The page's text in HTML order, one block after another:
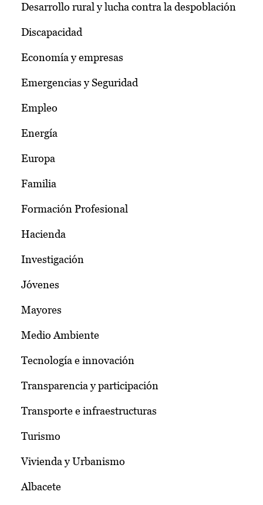
Desarrollo rural y lucha contra la despoblación
Discapacidad
Economía y empresas
Emergencias y Seguridad
Empleo
Energía
Europa
Familia
Formación Profesional
Hacienda
Investigación
Jóvenes
Mayores
Medio Ambiente
Tecnología e innovación
Transparencia y participación
Transporte e infraestructuras
Turismo
Vivienda y Urbanismo
Albacete